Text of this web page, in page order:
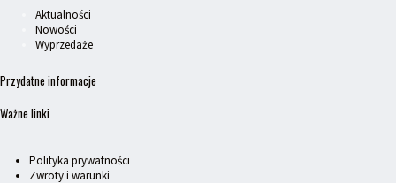
Aktualności
Nowości
Wyprzedaże
Przydatne informacje
Ważne linki
Polityka prywatności
Zwroty i warunki